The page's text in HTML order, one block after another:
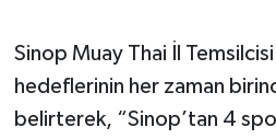
Sinop Muay Thai İl
hedeflerinin her zaman
belirterek, “Sinop’tan 4